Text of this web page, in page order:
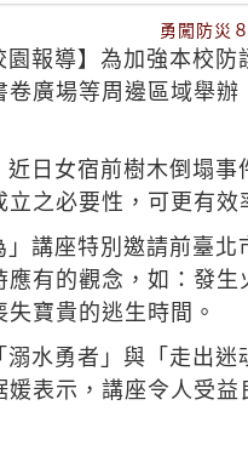
勇闖防災
園報導】為加強本校
廣場等周邊區域舉
日女宿前樹木倒塌
之必要性，可更有效
」講座特別邀請前臺
有的觀念，如：發
寶貴的逃生時間。
水勇者」與「走出
表示，講座令人受